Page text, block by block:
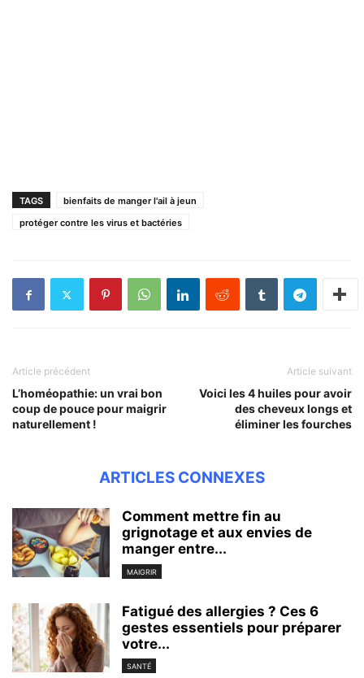
TAGS
bienfaits de manger l'ail à jeun
protéger contre les virus et bactéries
Article précédent
L’homéopathie: un vrai bon
coup de pouce pour maigrir
naturellement !
Article suivant
Voici les 4 huiles pour avoir
des cheveux longs et
éliminer les fourches
ARTICLES CONNEXES
Comment mettre fin au
grignotage et aux envies de
manger entre...
MAIGRIR
Fatigué des allergies ? Ces 6
gestes essentiels pour préparer
votre...
SANTÉ